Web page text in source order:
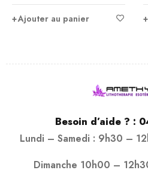
Ajouter au panier
Besoin d’aide ? :
Lundi – Samedi : 9h30 –
Dimanche 10h00 –